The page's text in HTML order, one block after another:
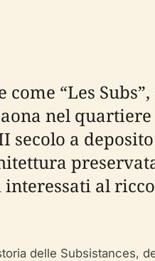
“Les
nel
secolo a
al
delle Subsistances,